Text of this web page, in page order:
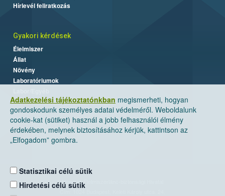
Adatkezelési tájékoztatónkban megismerheti, hogyan
gondoskodunk személyes adatai védelméről. Weboldalunk
cookie-kat (sütiket) használ a jobb felhasználói élmény
érdekében, melynek biztosításához kérjük, kattintson az
„Elfogadom” gombra.
Statisztikai célú sütik
Hirdetési célú sütik
Hírlevél feliratkozás
Gyakori kérdések
Élelmiszer
Állat
Növény
Laboratóriumok
Nemzeti Élelmiszerlánc-biztonsági Hivatal